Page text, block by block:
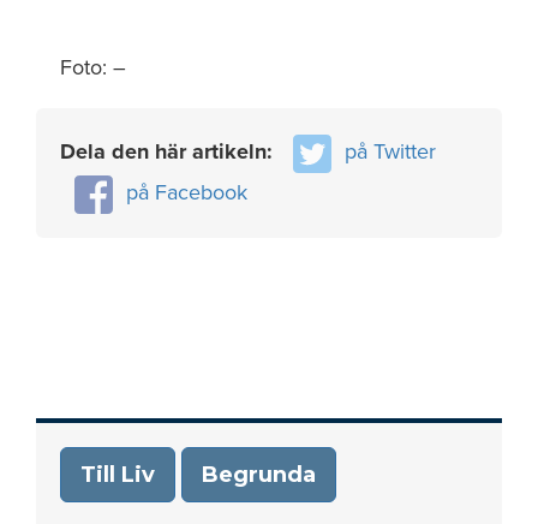
Foto: –
Dela den här artikeln:
på Twitter
på Facebook
Till Liv Begrunda